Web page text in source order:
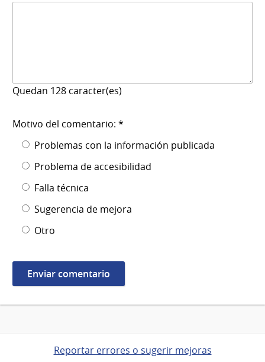
Quedan 128 caracter(es)
Motivo del comentario: *
Problemas con la información publicada
Problema de accesibilidad
Falla técnica
Sugerencia de mejora
Otro
Reportar errores o sugerir mejoras